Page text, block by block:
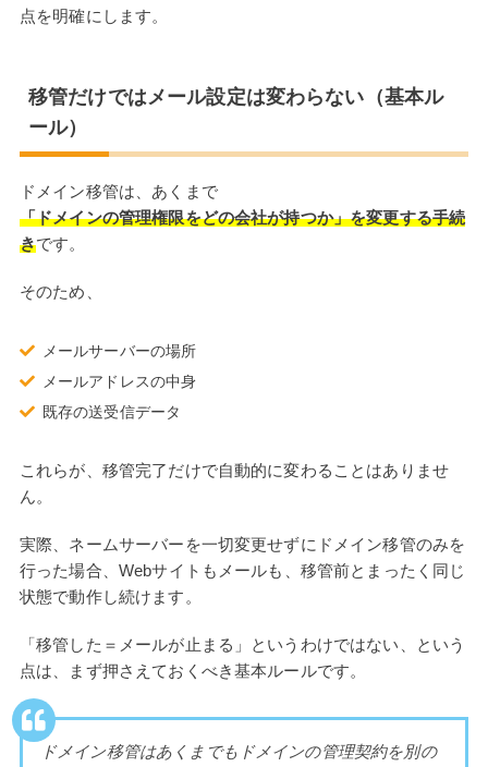
点を明確にします。
移管だけではメール設定は変わらない（基本ル
ール）
ドメイン移管は、あくまで
「ドメインの管理権限をどの会社が持つか」を変更する手続
きです。
そのため、
メールサーバーの場所
メールアドレスの中身
既存の送受信データ
これらが、移管完了だけで自動的に変わることはありませ
ん。
実際、ネームサーバーを一切変更せずにドメイン移管のみを
行った場合、Webサイトもメールも、移管前とまったく同じ
状態で動作し続けます。
「移管した＝メールが止まる」というわけではない、という
点は、まず押さえておくべき基本ルールです。
ドメイン移管はあくまでもドメインの管理契約を別の